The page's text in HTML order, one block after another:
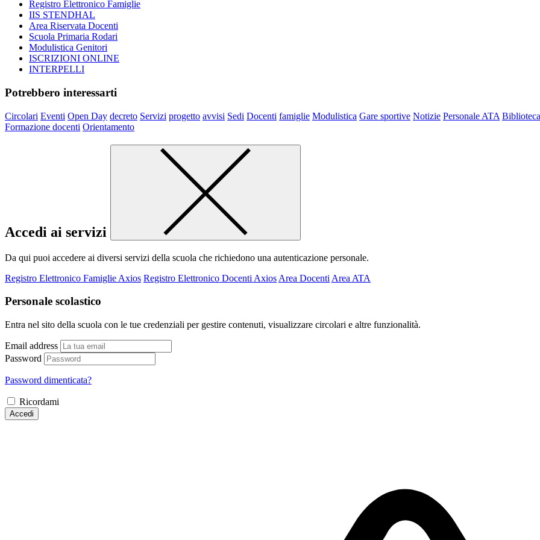
Registro Elettronico Famiglie
IIS STENDHAL
Area Riservata Docenti
Scuola Primaria Rodari
Modulistica Genitori
ISCRIZIONI ONLINE
INTERPELLI
Potrebbero interessarti
Circolari Eventi Open Day decreto Servizi progetto avvisi Sedi Docenti famiglie Modulistica Gare sportive Notizie Personale ATA Biblioteca
Formazione docenti Orientamento
Accedi ai servizi
Da qui puoi accedere ai diversi servizi della scuola che richiedono una autenticazione personale.
Registro Elettronico Famiglie Axios Registro Elettronico Docenti Axios Area Docenti Area ATA
Personale scolastico
Entra nel sito della scuola con le tue credenziali per gestire contenuti, visualizzare circolari e altre funzionalità.
Email address
Password
Password dimenticata?
Ricordami
Accedi